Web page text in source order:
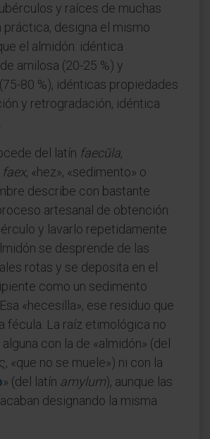
y raíces de muchas
práctica, designa el mismo
el almidón: idéntica
amilosa (20-25 %) y
80 %), idénticas propiedades
y retrogradación, idéntica
del latín faecŭla,
faex, «hez», «sedimento» o
describe con bastante
artesanal de obtención:
y lavarlo repetidamente
se desprende de las
rotas y se deposita en el
como un sedimento
«hecesilla», ese residuo que
fécula. La raíz etimológica no
con la de «almidón» (del
«que no se muele») ni con la
» (del latín amylum), aunque las
designando la misma